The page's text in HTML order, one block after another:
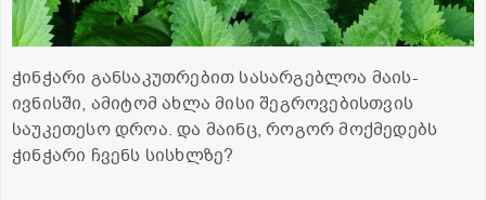
ჭინჭარი განსაკუთრებით სასარგებლოა მაის-
ივნისში, ამიტომ ახლა მისი შეგროვებისთვის
საუკეთესო დროა. და მაინც, როგორ მოქმედებს
ჭინჭარი ჩვენს სისხლზე?